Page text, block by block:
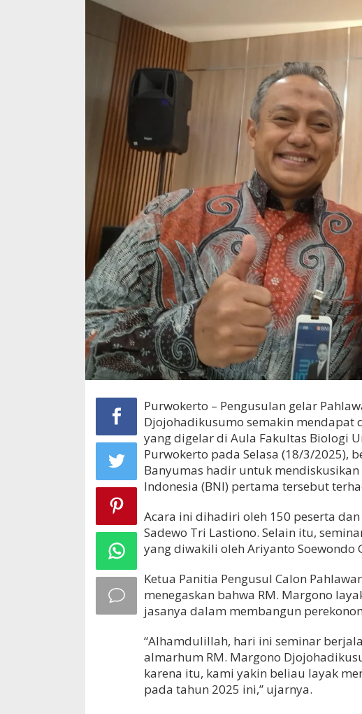
Purwokerto – Pengusulan gelar
Djojohadikusumo semakin mendapat
yang digelar di Aula Fakultas Biologi
Purwokerto pada Selasa (18/3/2025),
Banyumas hadir untuk
Indonesia (BNI) pertama tersebut
Acara ini dihadiri oleh 150 peserta
Sadewo Tri Lastiono. Selain itu,
yang diwakili oleh Ariyanto Soewondo
Ketua Panitia Pengusul Calon
menegaskan bahwa RM. Margono
jasanya dalam membangun
“Alhamdulillah, hari ini seminar
almarhum RM. Margono
karena itu, kami yakin beliau layak
pada tahun 2025 ini,” ujarnya.